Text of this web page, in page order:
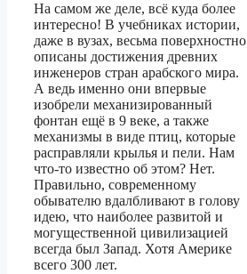
На самом же деле, всё куда более
интересно! В учебниках истории,
даже в вузах, весьма поверхностно
описаны достижения древних
инженеров стран арабского мира.
А ведь именно они впервые
изобрели механизированный
фонтан ещё в 9 веке, а также
механизмы в виде птиц, которые
расправляли крылья и пели. Нам
что-то известно об этом? Нет.
Правильно, современному
обывателю вдалбливают в голову
идею, что наиболее развитой и
могущественной цивилизацией
всегда был Запад. Хотя Америке
всего 300 лет.